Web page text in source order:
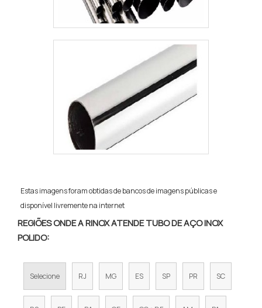
Estas imagens foram obtidas de bancos de imagens públicas e
disponível livremente na internet
REGIÕES ONDE A RINOX ATENDE TUBO DE AÇO INOX
POLIDO:
Selecione RJ MG ES SP PR SC